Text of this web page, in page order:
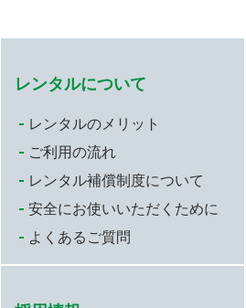
レンタルについて
レンタルのメリット
ご利用の流れ
レンタル補償制度について
安全にお使いいただくために
よくあるご質問